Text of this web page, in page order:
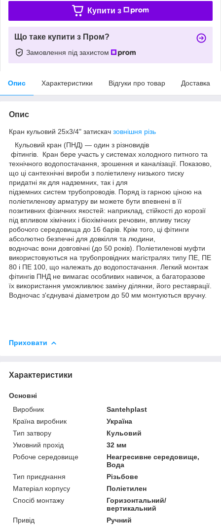
Купити з
Що таке купити з Пром?
Замовлення під захистом
Опис Характеристики Відгуки про товар Доставка
Опис
Кран кульовий 25х3/4" затискач зовнішня різь
Кульовий кран (ПНД) — один з різновидів
фітингів. Кран бере участь у системах холодного питного та
технічного водопостачання, зрошення и каналізації. Показово,
що ці сантехнічні вироби з поліетилену низького тиску
придатні як для надземних, так і для
підземних систем трубопроводів. Поряд із гарною ціною на
поліетиленову арматуру ви можете бути впевнені в її
позитивних фізичних якостей: наприклад, стійкості до корозії
під впливом хімічних і біохімічних речовин, впливу тиску
робочого середовища до 16 барів. Крім того, ці фітинги
абсолютно безпечні для довкілля та людини,
водночас вони довговічні (до 50 років). Поліетиленові муфти
використовуються на трубопровідних магістралях типу ПЕ, ПЕ
80 і ПЕ 100, що належать до водопостачання. Легкий монтаж
фітингів ПНД не вимагає особливих навичок, а багаторазове
їх використання уможливлює заміну ділянки, його реставрації.
Водночас з'єднувачі діаметром до 50 мм монтуються вручну.
Приховати
Характеристики
Основні
Виробник
Santehplast
Країна виробник
Україна
Тип затвору
Кульовий
Умовний прохід
32 мм
Робоче середовище
Неагресивне середовище,
Вода
Тип приєднання
Різьбове
Матеріал корпусу
Поліетилен
Спосіб монтажу
Горизонтальний/
вертикальний
Привід
Ручний